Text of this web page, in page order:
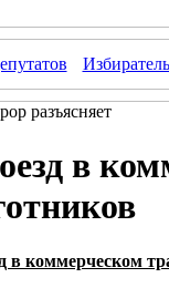
разъясняет
в
в коммерческом